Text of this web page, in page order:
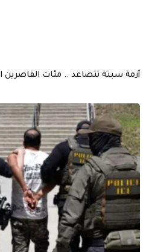
أزمة سبتة تتصاعد .. مئات القاصرين